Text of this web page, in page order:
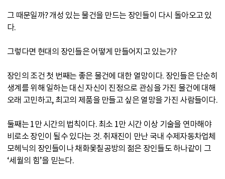
그 때문일까? 개성 있는 물건을 만드는 장인들이 다시 돌아오고 있
다.
그렇다면 현대의 장인들은 어떻게 만들어지고 있는가?
장인의 조건 첫 번째는 좋은 물건에 대한 열망이다. 장인들은 단순히
생계를 위해 일하는 대신 자신이 진정으로 관심을 가진 물건에 대해
오래 고민하고, 최고의 제품을 만들고 싶은 열망을 가진 사람들이다.
둘째는 1만 시간의 법칙이다. 최소 1만 시간 이상 기술을 연마해야
비로소 장인이 될수 있다는 것. 취재진이 만난 국내 수제자동차업체
모헤닉의 장인들이나 채화옻칠공방의 젊은 장인들도 하나같이 그
‘세월의 힘’을 믿는다.